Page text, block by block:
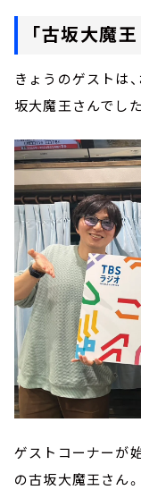
「古坂大魔
きょうのゲストは
坂大魔王さんでした
ゲストコーナーが
の古坂大魔王さん。